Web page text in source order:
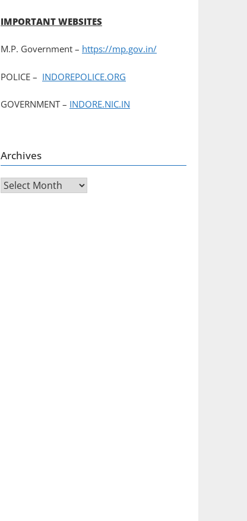
IMPORTANT WEBSITES
M.P. Government – https://mp.gov.in/
POLICE – INDOREPOLICE.ORG
GOVERNMENT – INDORE.NIC.IN
Archives
Archives